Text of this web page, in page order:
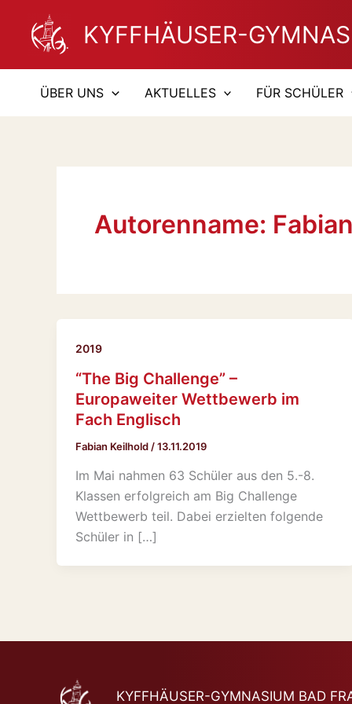
springen
KYFFHÄUSER-
ÜBER UNS AKTUELLES FÜR SCHÜLER
Autorenname:
2019
“The Big Challenge” –
Europaweiter Wettbewerb im
Fach Englisch
Fabian Keilhold /13.11.2019
Im Mai nahmen 63 Schüler aus den 5.-8.
Klassen erfolgreich am Big Challenge
Wettbewerb teil. Dabei erzielten folgende
Schüler in […]
KYFFHÄUSER-GYMNASIUM BAD